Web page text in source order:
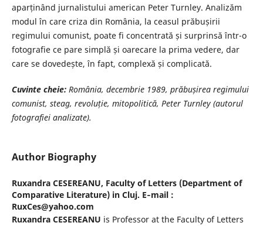
aparținând jurnalistului american Peter Turnley. Analizăm
modul în care criza din România, la ceasul prăbușirii
regimului comunist, poate fi concentrată și surprinsă într-o
fotografie ce pare simplă și oarecare la prima vedere, dar
care se dovedește, în fapt, complexă și complicată.
Cuvinte cheie: România, decembrie 1989, prăbușirea regimului
comunist, steag, revoluție, mitopolitică, Peter Turnley (autorul
fotografiei analizate).
Author Biography
Ruxandra CESEREANU, Faculty of Letters (Department of
Comparative Literature) in Cluj. E‐mail :
RuxCes@yahoo.com
Ruxandra CESEREANU is Professor at the Faculty of Letters